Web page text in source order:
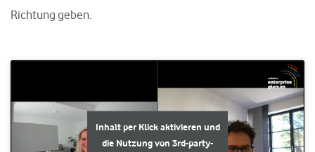
Richtung geben.
Inhalt per Klick aktivieren und
die Nutzung von 3rd-party-